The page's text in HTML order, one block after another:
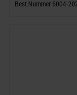
Best.Nummer 6004-